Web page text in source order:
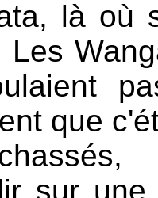
là où
Les
que
sur